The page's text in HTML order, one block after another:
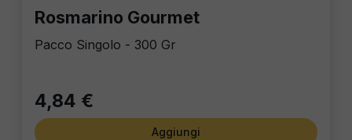
Rosmarino Gourmet
Pacco Singolo - 300 Gr
4,84 €
Aggiungi